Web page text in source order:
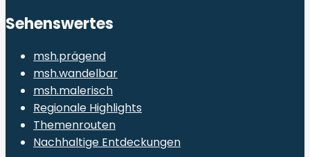
Sehenswertes
msh.prägend
msh.wandelbar
msh.malerisch
Regionale Highlights
Themenrouten
Nachhaltige Entdeckungen